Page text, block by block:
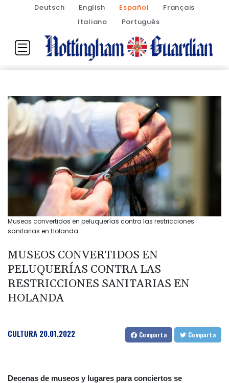
Deutsch English Español
Français
Italiano
Português
Museos convertidos en peluquerías contra las restricciones
sanitarias en Holanda
MUSEOS CONVERTIDOS EN
PELUQUERÍAS CONTRA LAS
RESTRICCIONES SANITARIAS EN
HOLANDA
CULTURA 20.01.2022 Comparta Comparta
Decenas de museos y lugares para conciertos se